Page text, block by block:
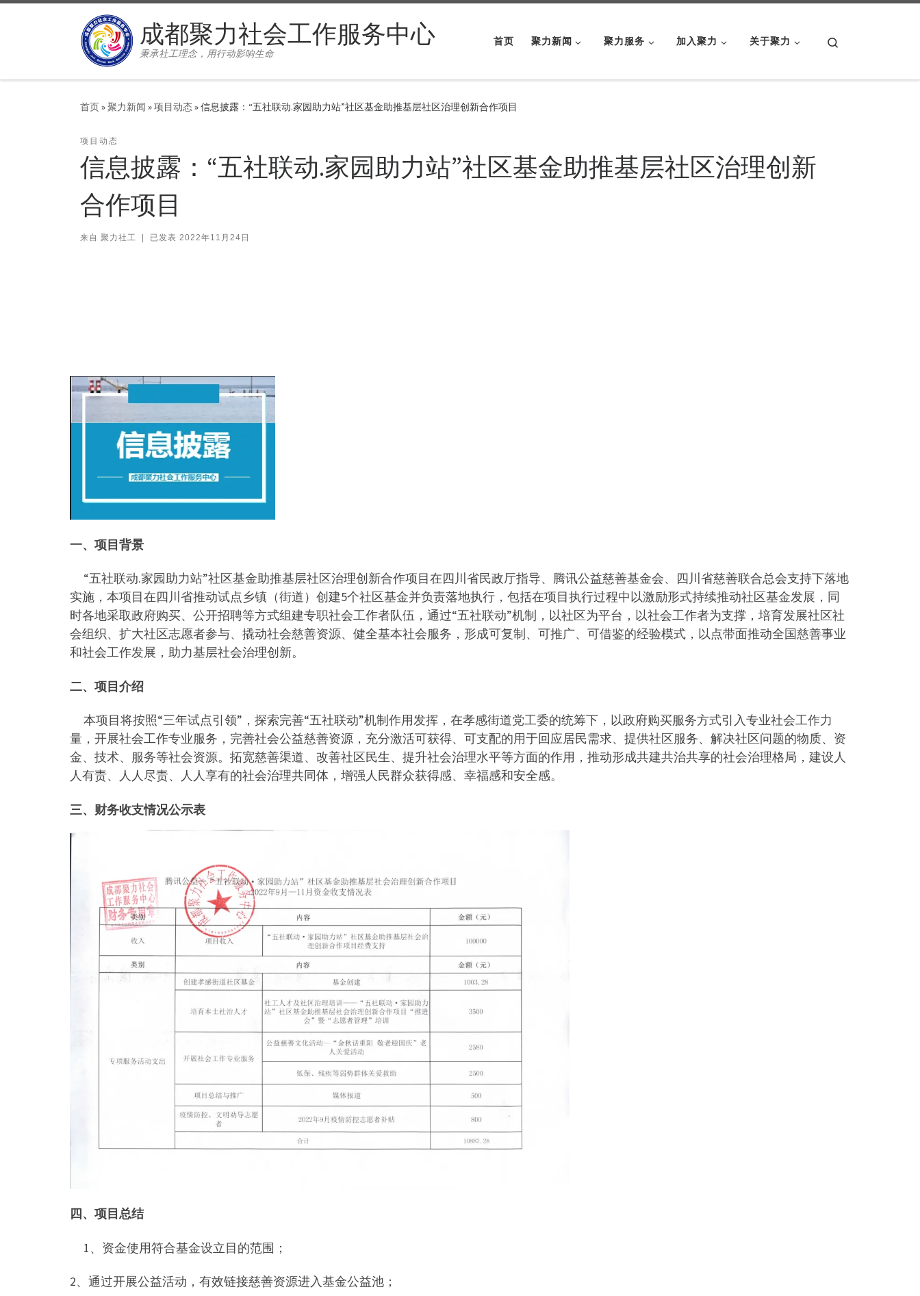
成都聚力社会工作服务中心
秉承社工理念，用行动影响生命
首页 聚力新闻 聚力服务 加入聚力 关于聚力
首页»聚力新闻 »项目动态»信息披露：“五社联动.家园助力站”社区基金助推基层社区治理创新合作项目
项目动态
信息披露：“五社联动.家园助力站”社区基金助推基层社区治理创新
合作项目
来自 聚力社工 已发表 2022年11月24日
一、项目背景
“五社联动.家园助力站”社区基金助推基层社区治理创新合作项目在四川省民政厅指导、腾讯公益慈善基金会、四川省慈善联合总会支持下落地
实施，本项目在四川省推动试点乡镇（街道）创建5个社区基金并负责落地执行，包括在项目执行过程中以激励形式持续推动社区基金发展，同
时各地采取政府购买、公开招聘等方式组建专职社会工作者队伍，通过“五社联动”机制，以社区为平台，以社会工作者为支撑，培育发展社区社
会组织、扩大社区志愿者参与、撬动社会慈善资源、健全基本社会服务，形成可复制、可推广、可借鉴的经验模式，以点带面推动全国慈善事业
和社会工作发展，助力基层社会治理创新。
二、项目介绍
本项目将按照“三年试点引领”，探索完善“五社联动”机制作用发挥，在孝感街道党工委的统筹下，以政府购买服务方式引入专业社会工作力
量，开展社会工作专业服务，完善社会公益慈善资源，充分激活可获得、可支配的用于回应居民需求、提供社区服务、解决社区问题的物质、资
金、技术、服务等社会资源。拓宽慈善渠道、改善社区民生、提升社会治理水平等方面的作用，推动形成共建共治共享的社会治理格局，建设人
人有责、人人尽责、人人享有的社会治理共同体，增强人民群众获得感、幸福感和安全感。
三、财务收支情况公示表
四、项目总结
1、资金使用符合基金设立目的范围；
2、通过开展公益活动，有效链接慈善资源进入基金公益池；